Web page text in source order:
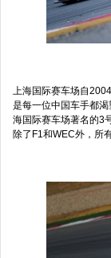
上海国际赛车场自
是每一位中国车手都
海国际赛车场著名的3
除了F1和WEC外，所